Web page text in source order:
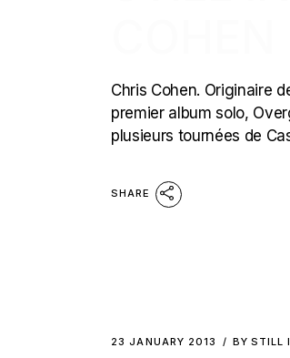
Chris Cohen. Originaire
premier album solo,
plusieurs tournées de
SHARE
23 JANUARY 2013 BY STILL